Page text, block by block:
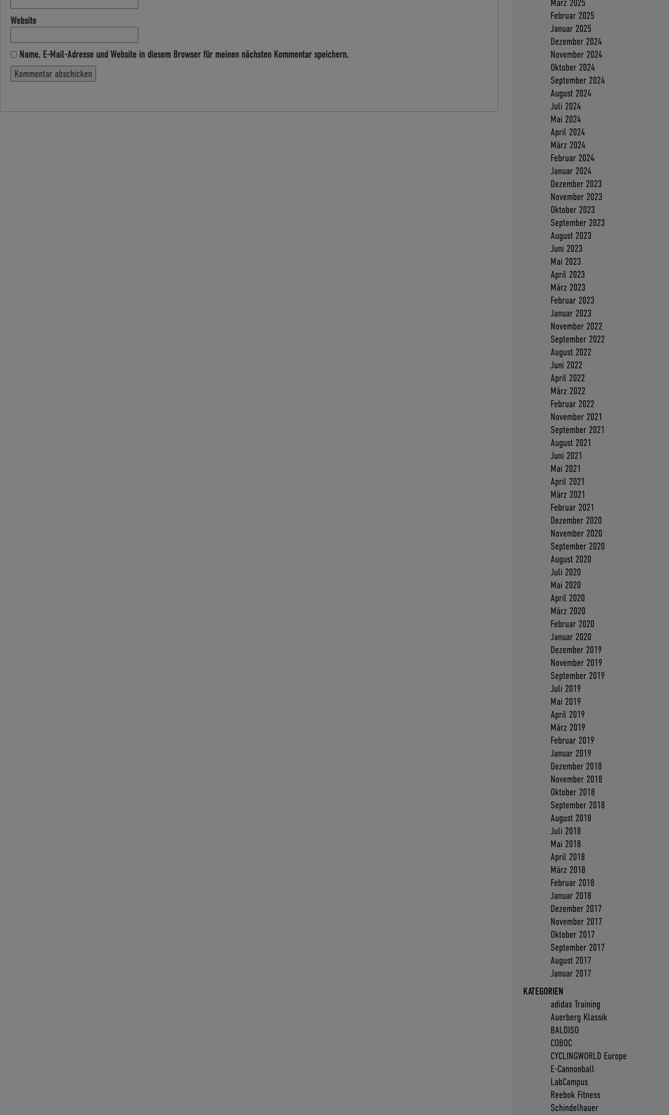
Website
Name, E-Mail-Adresse und Website in diesem Browser für meinen nächsten Kommentar speichern.
März 2025
Februar 2025
Januar 2025
Dezember 2024
November 2024
Oktober 2024
September 2024
August 2024
Juli 2024
Mai 2024
April 2024
März 2024
Februar 2024
Januar 2024
Dezember 2023
November 2023
Oktober 2023
September 2023
August 2023
Juni 2023
Mai 2023
April 2023
März 2023
Februar 2023
Januar 2023
November 2022
September 2022
August 2022
Juni 2022
April 2022
März 2022
Februar 2022
November 2021
September 2021
August 2021
Juni 2021
Mai 2021
April 2021
März 2021
Februar 2021
Dezember 2020
November 2020
September 2020
August 2020
Juli 2020
Mai 2020
April 2020
März 2020
Februar 2020
Januar 2020
Dezember 2019
November 2019
September 2019
Juli 2019
Mai 2019
April 2019
März 2019
Februar 2019
Januar 2019
Dezember 2018
November 2018
Oktober 2018
September 2018
August 2018
Juli 2018
Mai 2018
April 2018
März 2018
Februar 2018
Januar 2018
Dezember 2017
November 2017
Oktober 2017
September 2017
August 2017
Januar 2017
KATEGORIEN
adidas Training
Auerberg Klassik
BALDISO
COBOC
CYCLINGWORLD Europe
E-Cannonball
LabCampus
Reebok Fitness
Schindelhauer